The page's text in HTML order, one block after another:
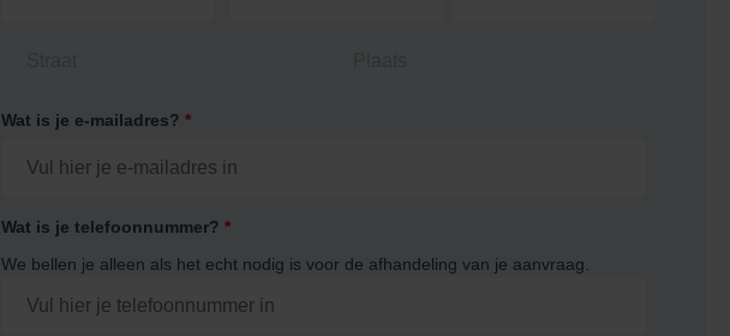
Wat is je e-mailadres? *
Wat is je telefoonnummer? *
We bellen je alleen als het echt nodig is voor de afhandeling van je aanvraag.